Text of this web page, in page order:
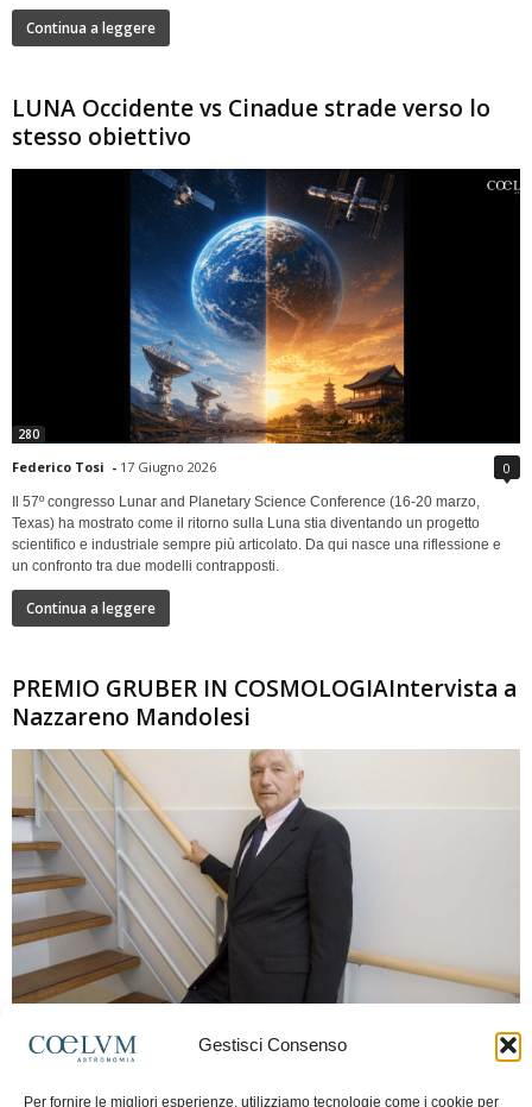
Gestisci Consenso
Per fornire le migliori esperienze, utilizziamo tecnologie come i cookie per
Continua a leggere
LUNA Occidente vs Cinadue strade verso lo
stesso obiettivo
280
Federico Tosi - 17 Giugno 2026 0
Il 57º congresso Lunar and Planetary Science Conference (16-20 marzo,
Texas) ha mostrato come il ritorno sulla Luna stia diventando un progetto
scientifico e industriale sempre più articolato. Da qui nasce una riflessione e
un confronto tra due modelli contrapposti.
Continua a leggere
PREMIO GRUBER IN COSMOLOGIAIntervista a
Nazzareno Mandolesi
Frida Paolella - 16 Giugno 2026 0
spaziale europea e della missione Planck. Il dialogo ripercorre i principali